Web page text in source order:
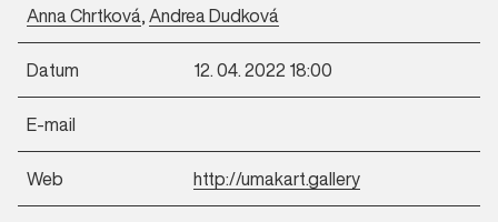
Anna Chrtková,Andrea Dudková
Datum 12. 04. 2022 18:00
E-mail
Web http://umakart.gallery